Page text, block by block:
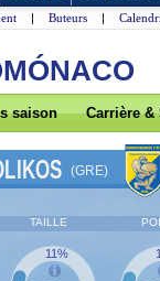
| Buteurs |
saison Carrière &
(GRE)
TAILLE
11%